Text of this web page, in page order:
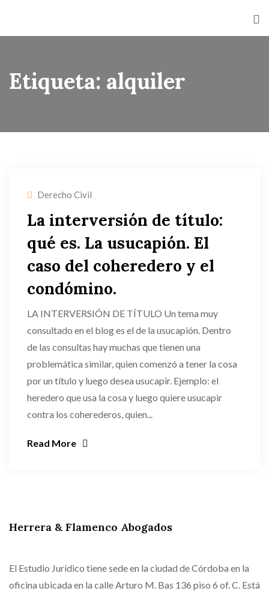
Etiqueta: alquiler
Derecho Civil
La interversión de título:
qué es. La usucapión. El
caso del coheredero y el
condómino.
LA INTERVERSIÓN DE TÍTULO Un tema muy
consultado en el blog es el de la usucapión. Dentro
de las consultas hay muchas que tienen una
problemática similar, quien comenzó a tener la cosa
por un título y luego desea usucapir. Ejemplo: el
heredero que usa la cosa y luego quiere usucapir
contra los coherederos, quien...
Read More
Herrera & Flamenco Abogados
El Estudio Jurídico tiene sede en la ciudad de Córdoba en la
oficina ubicada en la calle Arturo M. Bas 136 piso 6 of. C. Está